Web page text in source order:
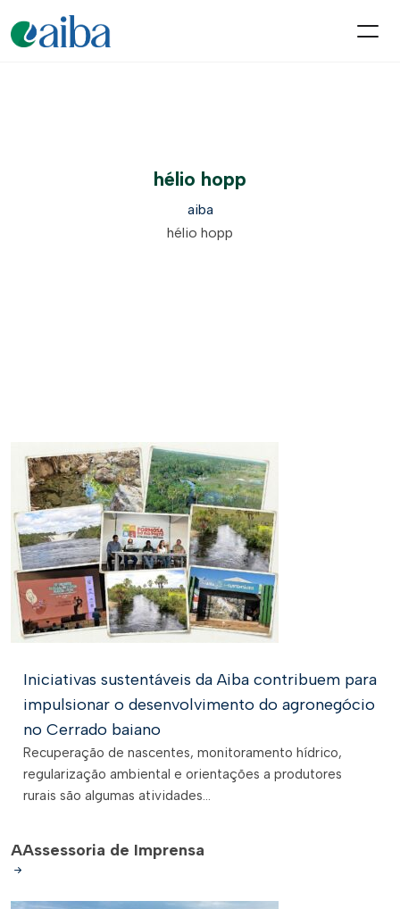
hélio hopp
aiba
hélio hopp
Iniciativas sustentáveis da Aiba contribuem para
impulsionar o desenvolvimento do agronegócio
no Cerrado baiano
Recuperação de nascentes, monitoramento hídrico,
regularização ambiental e orientações a produtores
rurais são algumas atividades...
AAssessoria de Imprensa